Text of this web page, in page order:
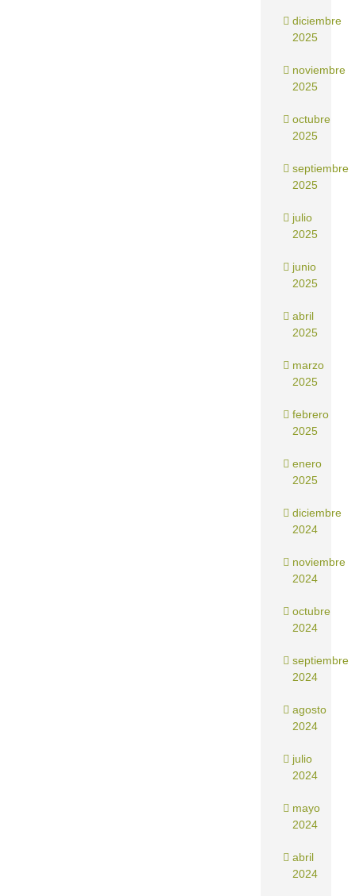
diciembre
2025
noviembre
2025
octubre
2025
septiembre
2025
julio
2025
junio
2025
abril
2025
marzo
2025
febrero
2025
enero
2025
diciembre
2024
noviembre
2024
octubre
2024
septiembre
2024
agosto
2024
julio
2024
mayo
2024
abril
2024